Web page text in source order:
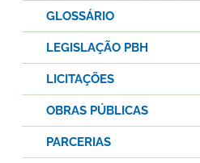
GLOSSÁRIO
LEGISLAÇÃO PBH
LICITAÇÕES
OBRAS PÚBLICAS
PARCERIAS